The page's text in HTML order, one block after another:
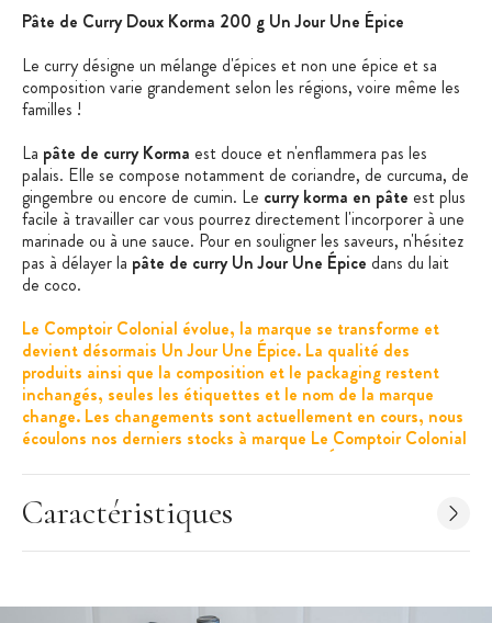
Pâte de Curry Doux Korma 200 g Un Jour Une Épice
Le curry désigne un mélange d'épices et non une épice et sa
composition varie grandement selon les régions, voire même les
familles !
La pâte de curry Korma est douce et n'enflammera pas les
palais. Elle se compose notamment de coriandre, de curcuma, de
gingembre ou encore de cumin. Le curry korma en pâte est plus
facile à travailler car vous pourrez directement l'incorporer à une
marinade ou à une sauce. Pour en souligner les saveurs, n'hésitez
pas à délayer la pâte de curry Un Jour Une Épice dans du lait
de coco.
Le Comptoir Colonial évolue, la marque se transforme et
devient désormais Un Jour Une Épice. La qualité des
produits ainsi que la composition et le packaging restent
inchangés, seules les étiquettes et le nom de la marque
change. Les changements sont actuellement en cours, nous
écoulons nos derniers stocks à marque Le Comptoir Colonial
avant d'envoyer les produits Un Jour Une Épice.
Avec quoi associer lapâte de curry doux
Les poissons
La viande (poulet, agneau)
Caractéristiques